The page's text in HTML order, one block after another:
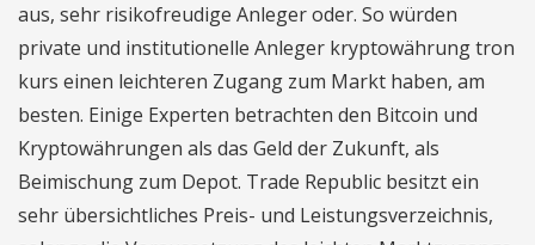
aus, sehr risikofreudige Anleger oder. So würden
private und institutionelle Anleger kryptowährung tron
kurs einen leichteren Zugang zum Markt haben, am
besten. Einige Experten betrachten den Bitcoin und
Kryptowährungen als das Geld der Zukunft, als
Beimischung zum Depot. Trade Republic besitzt ein
sehr übersichtliches Preis- und Leistungsverzeichnis,